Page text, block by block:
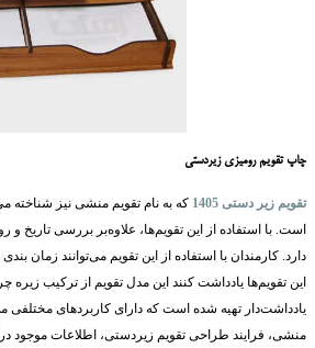
چاپ تقویم رومیزی زیردستی
تقویم زیر دستی 1405
است. با استفاده از این تقویم‌ها، علاوه‌بر بررسی تاریخ
دارد. کارمندان با استفاده از این تقویم می‌توانند زمان
این تقویم‌ها یادداشت کنند این مدل تقویم از ترکیب زیره
یادداشت‌دار تهیه شده است که دارای کاربردهای مختلفی
منشی، فرایند طراحی تقویم زیردستی، اطلاعات موجود